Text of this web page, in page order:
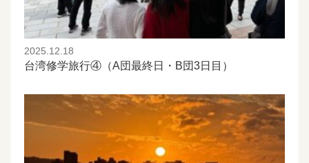
2025.12.18
台湾修学旅行④（A団最終日・B団3日目）